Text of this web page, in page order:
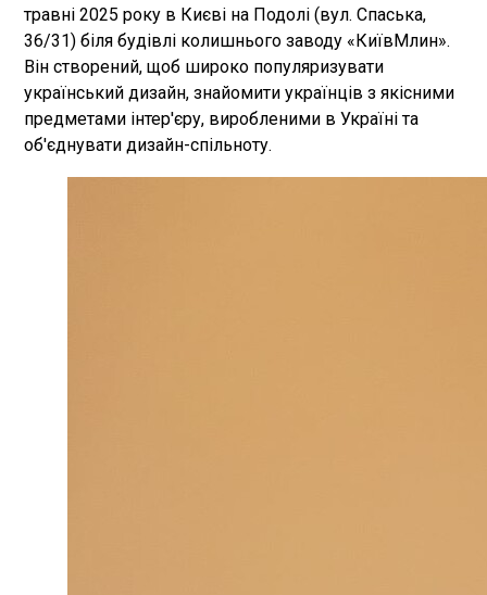
травні 2025 року в Києві на Подолі (вул. Спаська,
36/31) біля будівлі колишнього заводу «КиївМлин».
Він створений, щоб широко популяризувати
український дизайн, знайомити українців з якісними
предметами інтер'єру, виробленими в Україні та
об'єднувати дизайн-спільноту.